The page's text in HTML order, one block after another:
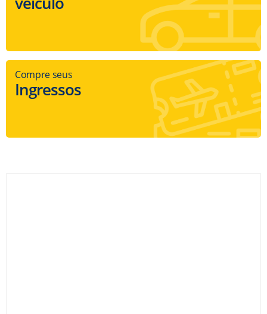
Compre seus
Ingressos